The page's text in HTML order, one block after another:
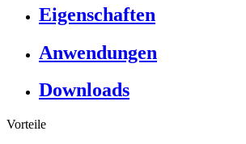
Eigenschaften
Anwendungen
Downloads
Vorteile